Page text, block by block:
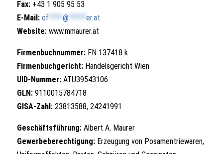
Fax: +43 1 905 95 53
E-Mail: of****@*****er.at
Website: www.mmaurer.at
Firmenbuchnummer: FN 137418 k
Firmenbuchgericht: Handelsgericht Wien
UID-Nummer: ATU39543106
GLN: 9110015784718
GISA-Zahl: 23813588, 24241991
Geschäftsführung: Albert A. Maurer
Gewerbeberechtigung: Erzeugung von Posamentriewaren,